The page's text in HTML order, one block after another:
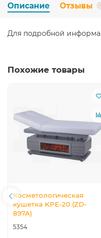
Описание Отзывы
Для подробной
Похожие товары
Косметологическая
кушетка KPE-20 (ZD-
897A)
5354